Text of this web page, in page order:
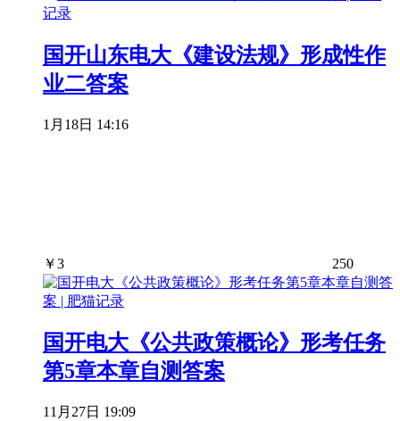
国开山东电大《建设法规》形成性作
业二答案
1月18日 14:16
￥3 250
国开电大《公共政策概论》形考任务
第5章本章自测答案
11月27日 19:09